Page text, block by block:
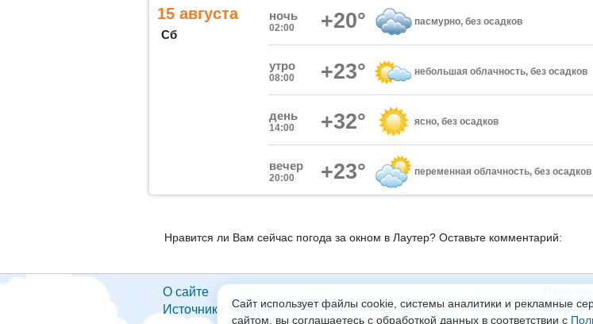
15 августа
Сб
ночь
02:00 +20° пасмурно, без осадков
утро
08:00 +23° небольшая облачность, без осадков
день
14:00 +32° ясно, без осадков
вечер
20:00 +23° переменная облачность, без осадков
Нравится ли Вам сейчас погода за окном в Лаутер? Оставьте комментарий:
О сайте
Источники данныхСайт использует файлы cookie, системы аналитики и рекламные
сайтом, вы соглашаетесь с обработкой данных в соответствии с